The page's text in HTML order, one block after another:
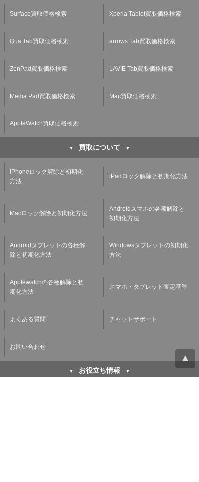
Surface買取価格検索 Xperia Tablet買取価格検索
Qua Tab買取価格検索 arrows Tab買取価格検索
ZenPad買取価格検索 LAVIE Tab買取価格検索
Media Pad買取価格検索 Mac買取価格検索
AppleWatch買取価格検索
買取について
iPhoneロック解除と初期化
方法
iPadロック解除と初期化方法
Macロック解除と初期化方法
Androidスマホの各種解除と
初期化方法
Androidタブレットの各種解
除と初期化方法
Windowsタブレットの初期化
方法
Applewatchの各種解除と初
期化方法
スマホ・タブレット査定基準
よくある質問 チャットサポート
お問い合わせ
お役立ち情報